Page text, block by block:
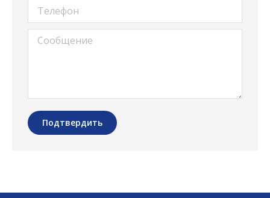
Телефон
Сообщение
Подтвердить